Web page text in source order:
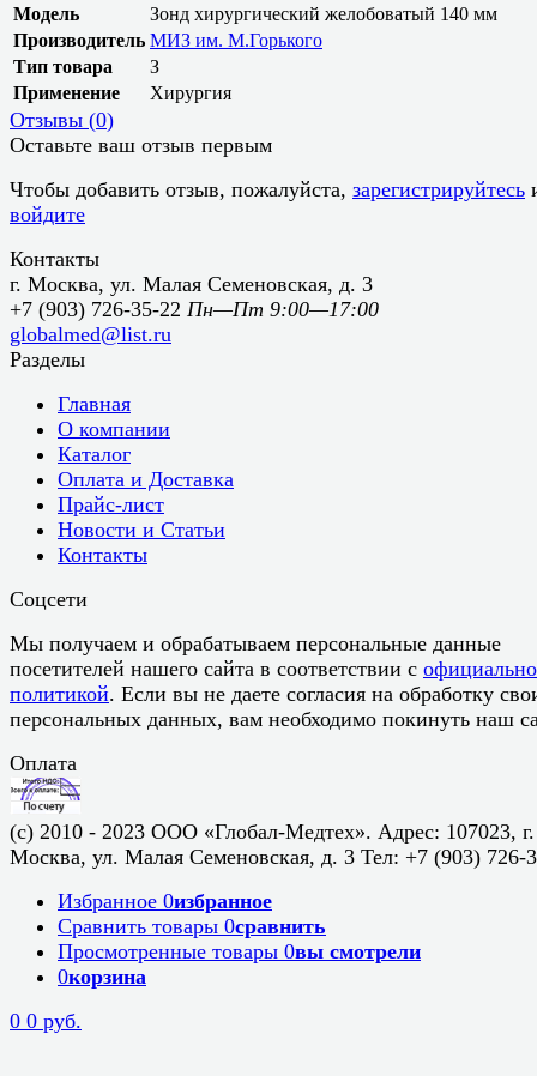
Модель
Зонд хирургический желобоватый 140 мм
Производитель МИЗ им. М.Горького
Тип товара
З
Применение
Хирургия
Отзывы (0)
Оставьте ваш отзыв первым
Чтобы добавить отзыв, пожалуйста, зарегистрируйтесь
войдите
Контакты
г. Москва, ул. Малая Семеновская, д. 3
+7 (903) 726-35-22 Пн—Пт 9:00—17:00
globalmed@list.ru
Разделы
Главная
О компании
Каталог
Оплата и Доставка
Прайс-лист
Новости и Статьи
Контакты
Соцсети
Мы получаем и обрабатываем персональные данные
посетителей нашего сайта в соответствии с
политикой. Если вы не даете согласия на обработку
персональных данных, вам необходимо покинуть наш
Оплата
(c) 2010 - 2023 ООО «Глобал-Медтех». Адрес: 107023, г.
Москва, ул. Малая Семеновская, д. 3 Тел: +7 (903) 726-
Избранное 0избранное
Сравнить товары 0сравнить
Просмотренные товары 0вы смотрели
0корзина
0 0 руб.